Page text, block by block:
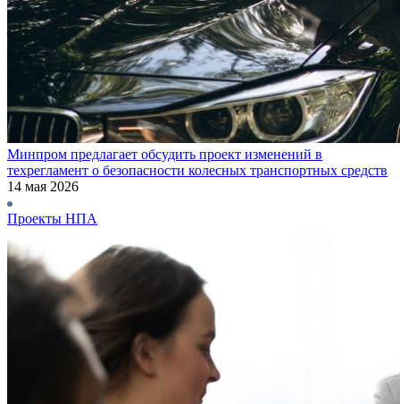
Минпром предлагает обсудить проект изменений в
техрегламент о безопасности колесных транспортных средств
14 мая 2026
Проекты НПА